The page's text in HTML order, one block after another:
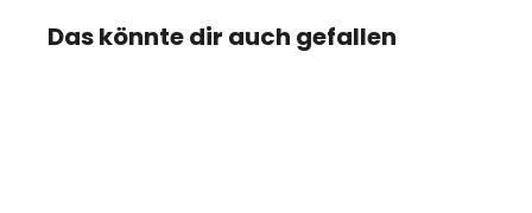
Das könnte dir auch gefallen